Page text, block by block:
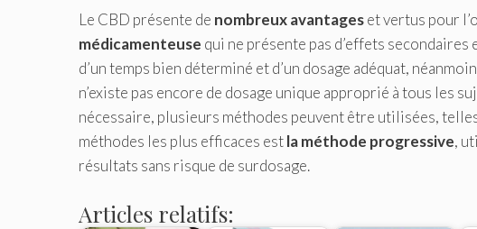
Le CBD présente de nombreux avantageset vertus pour
médicamenteuse qui ne présente pas d’effets
d’un temps bien déterminé et d’un dosage adéquat,
n’existe pas encore de dosage unique approprié à tous les
nécessaire, plusieurs méthodes peuvent être utilisées,
méthodes les plus efficaces estla méthode progressive,
résultats sans risque de surdosage.
Articles relatifs: